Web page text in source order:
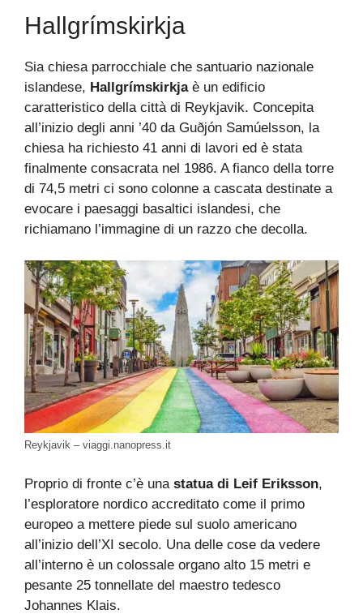
Hallgrímskirkja
Sia chiesa parrocchiale che santuario nazionale
islandese, Hallgrímskirkjaè un edificio
caratteristico della città di Reykjavik. Concepita
all’inizio degli anni ’40 da Guðjón Samúelsson, la
chiesa ha richiesto 41 anni di lavori ed è stata
finalmente consacrata nel 1986. A fianco della torre
di 74,5 metri ci sono colonne a cascata destinate a
evocare i paesaggi basaltici islandesi, che
richiamano l’immagine di un razzo che decolla.
Reykjavik – viaggi.nanopress.it
Proprio di fronte c’è una statua di Leif Eriksson,
l’esploratore nordico accreditato come il primo
europeo a mettere piede sul suolo americano
all’inizio dell’XI secolo. Una delle cose da vedere
all’interno è un colossale organo alto 15 metri e
pesante 25 tonnellate del maestro tedesco
Johannes Klais.